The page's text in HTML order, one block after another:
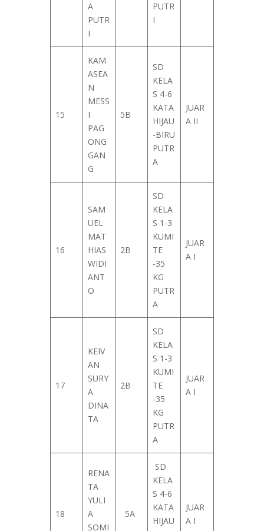
A
PUTR
I
PUTR
I
15
KAM
ASEA
N
MESS
I
PAG
ONG
GAN
G
5B
SD
KELA
S 4-6
KATA
HIJAU
-BIRU
PUTR
A
JUAR
A II
16
SAM
UEL
MAT
HIAS
WIDI
ANT
O
2B
SD
KELA
S 1-3
KUMI
TE
-35
KG
PUTR
A
JUAR
A I
17
KEIV
AN
SURY
A
DINA
TA
2B
SD
KELA
S 1-3
KUMI
TE
-35
KG
PUTR
A
JUAR
A I
18
RENA
TA
YULI
A
SOMI
5A
SD
KELA
S 4-6
KATA
HIJAU
JUAR
A I